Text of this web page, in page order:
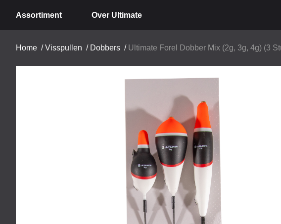
Assortiment Over Ultimate
Home /Visspullen / Dobbers / Ultimate Forel Dobber Mix (2g, 3g, 4g) (3